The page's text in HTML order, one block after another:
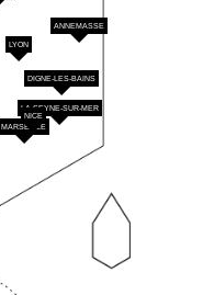
ANNEMASSE
DIGNE-LES-BAINS
LA SEYNE-SUR-MER
LYON
MARSEILLE
NICE